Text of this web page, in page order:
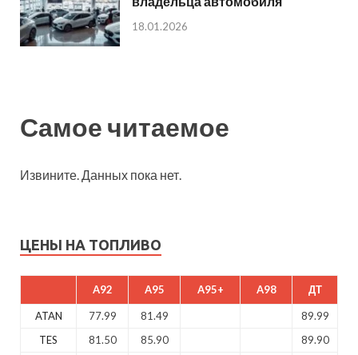
18.01.2026
Самое читаемое
Извините. Данных пока нет.
ЦЕНЫ НА ТОПЛИВО
A92 A95 A95+ A98 ДТ
ATAN 77.99 81.49
89.99
TES
81.50 85.90
89.90